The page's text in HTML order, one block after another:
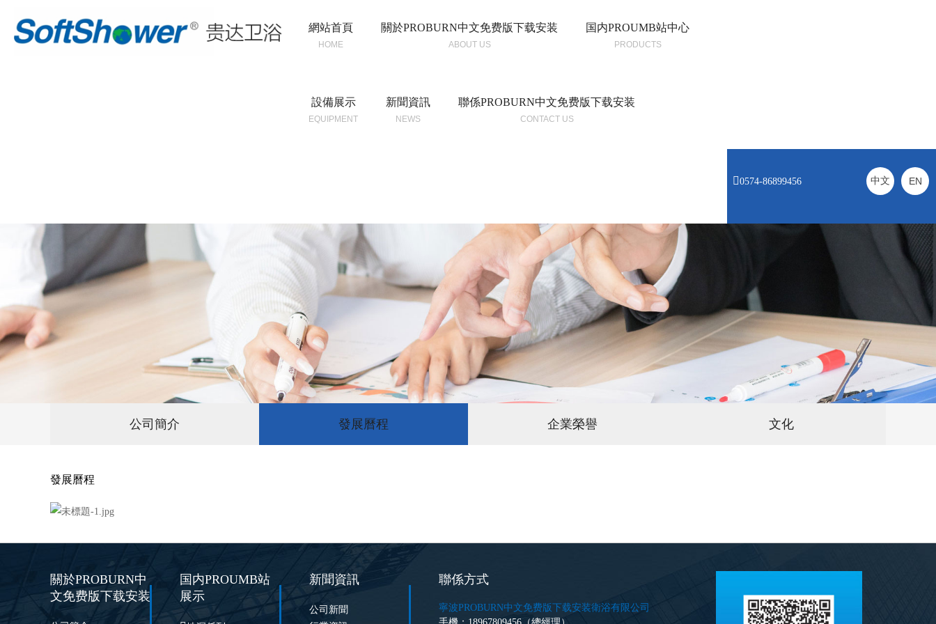
網站首頁
HOME
關於PROBURN中文免费版下载安装
ABOUT US
国内PROUMB站中心
PRODUCTS
設備展示
EQUIPMENT
新聞資訊
NEWS
聯係PROBURN中文免费版下载安装
CONTACT US
EN
中文
0574-86899456
公司簡介 發展曆程 企業榮譽 文化
發展曆程
關於PROBURN中
文免费版下载安装
国内PROUMB站
展示
新聞資訊
公司新聞
聯係方式
寧波PROBURN中文免费版下载安装衛浴有限公司